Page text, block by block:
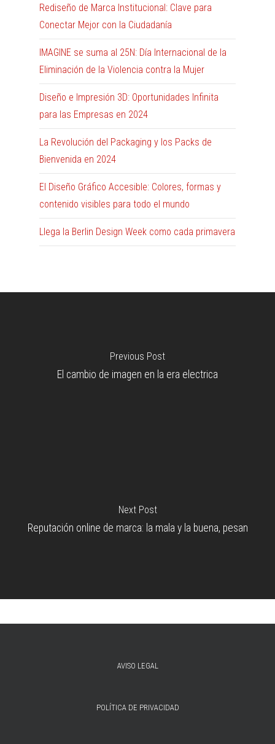
Rediseño de Marca Institucional: Clave para
Conectar Mejor con la Ciudadanía
IMAGINE se suma al 25N: Día Internacional de la
Eliminación de la Violencia contra la Mujer
Diseño e Impresión 3D: Oportunidades Infinita
para las Empresas en 2024
La Revolución del Packaging y los Packs de
Bienvenida en 2024
El Diseño Gráfico Accesible: Colores, formas y
contenido visibles para todo el mundo
Llega la Berlin Design Week como cada primavera
Previous Post
El cambio de imagen en la era electrica
Next Post
Reputación online de marca: la mala y la buena, pesan
AVISO LEGAL
POLÍTICA DE PRIVACIDAD